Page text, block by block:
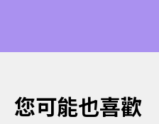
您可能也喜歡